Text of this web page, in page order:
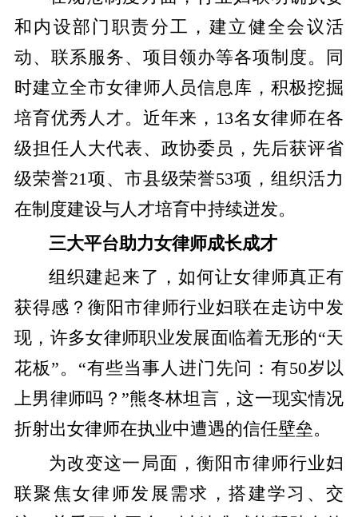
和内设部门职责分工，建立健全会议活
动、联系服务、项目领办等各项制度。同
时建立全市女律师人员信息库，积极挖掘
培育优秀人才。近年来，13名女律师在各
级担任人大代表、政协委员，先后获评省
级荣誉21项、市县级荣誉53项，组织活力
在制度建设与人才培育中持续迸发。
三大平台助力女律师成长成才
组织建起来了，如何让女律师真正有
获得感？衡阳市律师行业妇联在走访中发
现，许多女律师职业发展面临着无形的“天
花板”。“有些当事人进门先问：有50岁以
上男律师吗？”熊冬林坦言，这一现实情况
折射出女律师在执业中遭遇的信任壁垒。
为改变这一局面，衡阳市律师行业妇
联聚焦女律师发展需求，搭建学习、交